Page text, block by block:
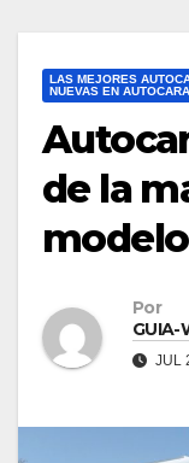
LAS MEJORES
NUEVAS EN
de la
Por
GUIA-
JUL